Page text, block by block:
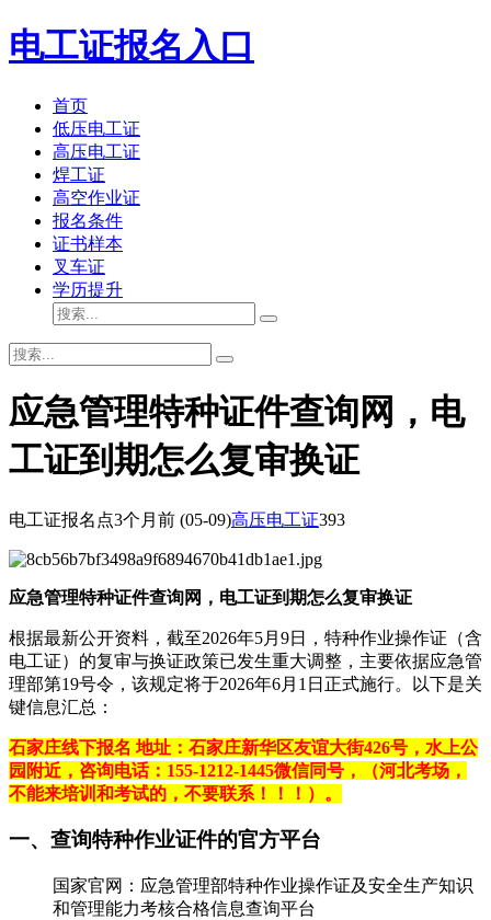
电工证报名入口
首页
低压电工证
高压电工证
焊工证
高空作业证
报名条件
证书样本
叉车证
学历提升
应急管理特种证件查询网，电
工证到期怎么复审换证
电工证报名点3个月前 (05-09)高压电工证393
应急管理特种证件查询网，电工证到期怎么复审换证
根据最新公开资料，截至2026年5月9日，‌特种作业操作证（含
电工证）的复审与换证政策已发生重大调整‌，主要依据应急管
理部第19号令，该规定将于‌2026年6月1日正式施行‌。以下是关
键信息汇总：
石家庄线下报名 地址：石家庄新华区友谊大街426号，水上公
园附近，咨询电话：155-1212-1445微信同号，（河北考场，
不能来培训和考试的，不要联系！！！）。
一、查询特种作业证件的官方平台‌
‌国家官网‌：应急管理部特种作业操作证及安全生产知识
和管理能力考核合格信息查询平台